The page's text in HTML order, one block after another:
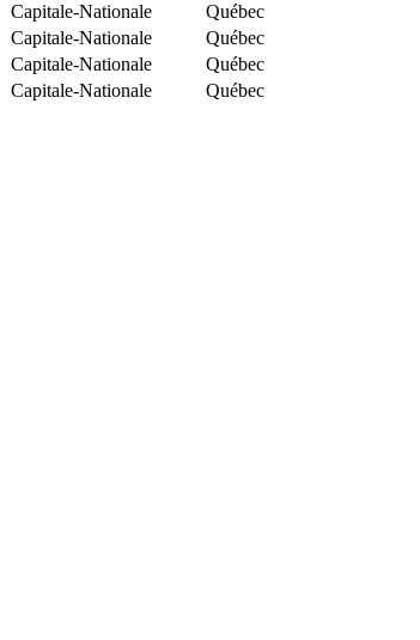
Capitale-Nationale
Québec
Capitale-Nationale
Québec
Capitale-Nationale
Québec
Capitale-Nationale Québec